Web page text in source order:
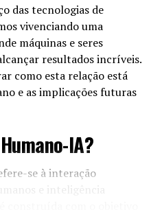
das tecnologias de
vivenciando uma
máquinas e seres
resultados incríveis.
como esta relação está
e as implicações futuras
IA?
se à interação